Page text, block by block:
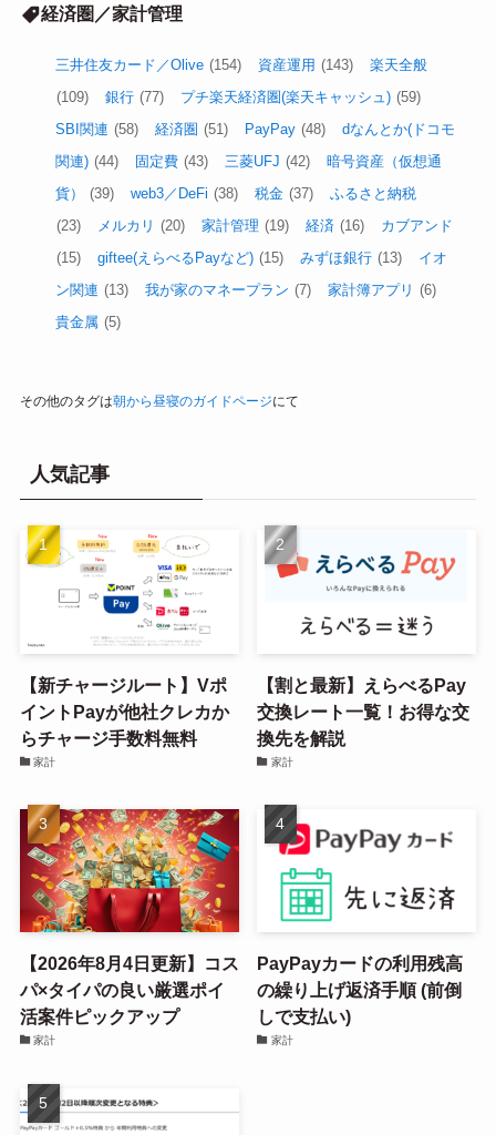
経済圏／家計管理
三井住友カード／Olive (154) 資産運用 (143)
楽天全般
(109)
銀行 (77) プチ楽天経済圏(楽天キャッシュ) (59)
SBI関連 (58) 経済圏 (51) PayPay (48)
dなんとか(ドコモ
関連) (44) 固定費 (43) 三菱UFJ (42)
暗号資産（仮想通
貨）
(39) web3／DeFi (38) 税金 (37)
ふるさと納税
(23)
メルカリ (20) 家計管理 (19) 経済 (16)
カブアンド
(15)
giftee(えらべるPayなど) (15) みずほ銀行 (13)
イオ
ン関連 (13) 我が家のマネープラン (7) 家計簿アプリ (6)
貴金属 (5)
その他のタグは朝から昼寝のガイドページにて
人気記事
【新チャージルート】Vポ
イントPayが他社クレカか
らチャージ手数料無料
家計
【割と最新】えらべるPay
交換レート一覧！お得な交
換先を解説
家計
【2026年8月4日更新】コス
パ×タイパの良い厳選ポイ
活案件ピックアップ
家計
PayPayカードの利用残高
の繰り上げ返済手順 (前倒
しで支払い)
家計